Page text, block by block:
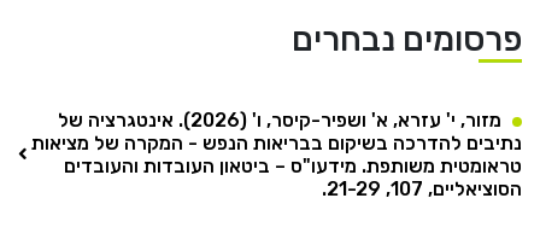
פרסומים נבחרים
מזור, י' עזרא, א' ושפיר-קיסר, ו' (2026). אינטגרציה של
נתיבים להדרכה בשיקום בבריאות הנפש - המקרה של מציאות
טראומטית משותפת. מידעו"ס – ביטאון העובדות והעובדים
הסוציאליים, 107, 21-29.